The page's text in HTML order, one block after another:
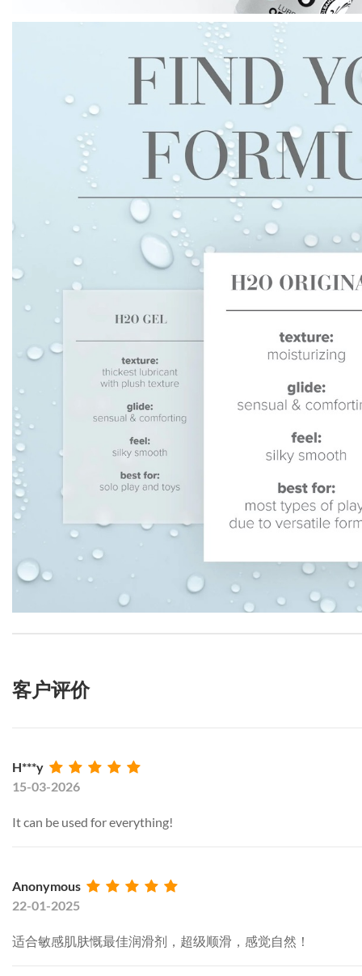
客户评价
H***y
15-03-2026
It can be used for everything!
Anonymous
22-01-2025
适合敏感肌肤慨最佳润滑剂，超级顺滑，感觉自然！